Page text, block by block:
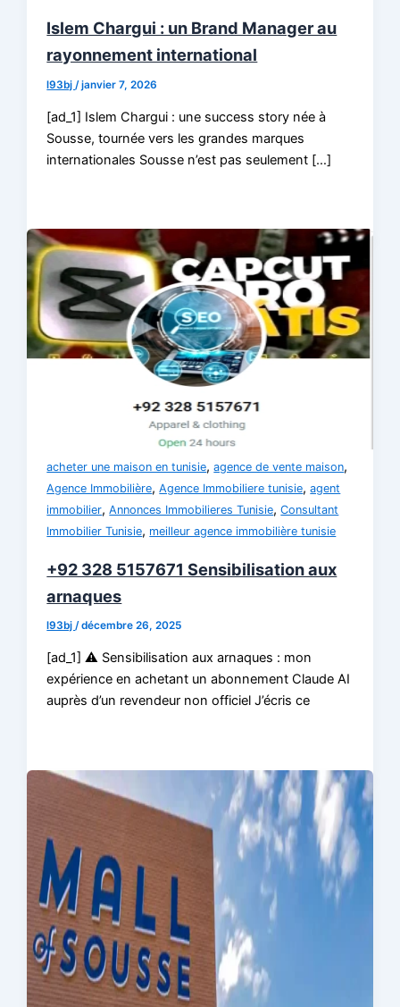
Islem Chargui : un Brand Manager au
rayonnement international
l93bj/janvier 7, 2026
[ad_1] Islem Chargui : une success story née à
Sousse, tournée vers les grandes marques
internationales Sousse n’est pas seulement […]
acheter une maison en tunisie,agence de vente maison,
Agence Immobilière,Agence Immobiliere tunisie,agent
immobilier,Annonces Immobilieres Tunisie,Consultant
Immobilier Tunisie, meilleur agence immobilière tunisie
+92 328 5157671 Sensibilisation aux
arnaques
l93bj/décembre 26, 2025
[ad_1] ⚠️ Sensibilisation aux arnaques : mon
expérience en achetant un abonnement Claude AI
auprès d’un revendeur non officiel J’écris ce